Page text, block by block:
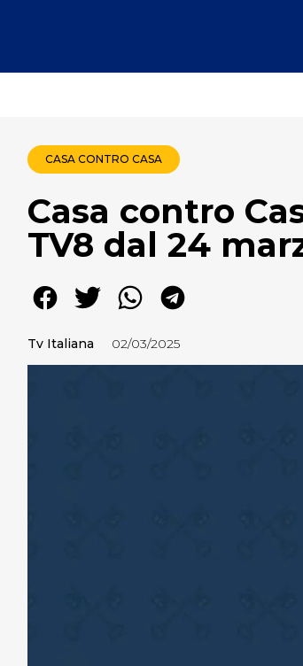
CASA CONTRO CASA
Casa contro
TV8 dal 24
Tv Italiana 02/03/2025